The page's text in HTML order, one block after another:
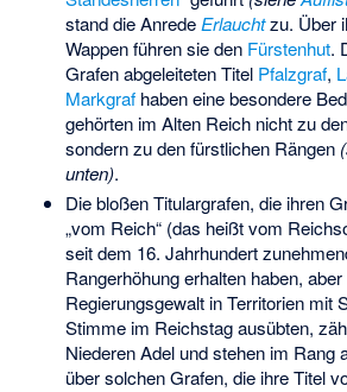
stand die Anrede Erlauchtzu. Über
Wappen führen sie den Fürstenhut.
Grafen abgeleiteten Titel Pfalzgraf,
Markgrafhaben eine besondere
gehörten im Alten Reich nicht zu
sondern zu den fürstlichen Rängen
unten).
Die bloßen Titulargrafen, die ihren
„vom Reich“ (das heißt vom
seit dem 16. Jahrhundert
Rangerhöhung erhalten haben,
Regierungsgewalt in Territorien mit
Stimme im Reichstag ausübten,
Niederen Adel und stehen im Rang
über solchen Grafen, die ihre Titel